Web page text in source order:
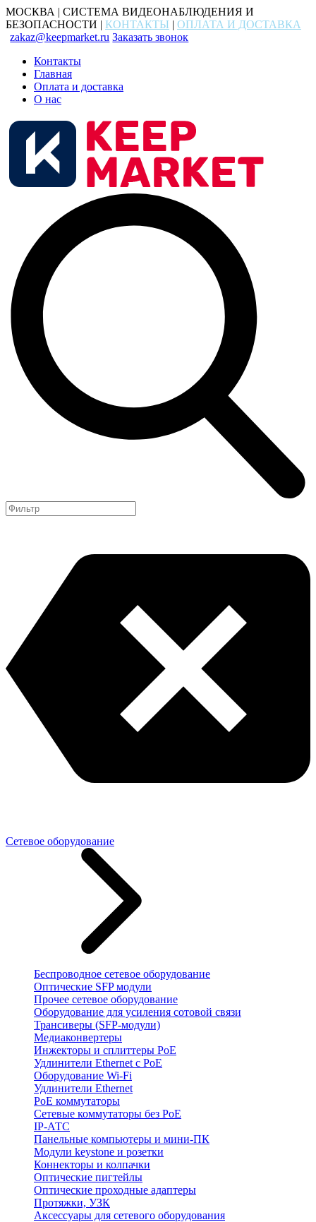
МОСКВА | СИСТЕМА ВИДЕОНАБЛЮДЕНИЯ И
БЕЗОПАСНОСТИ | КОНТАКТЫ | ОПЛАТА И ДОСТАВКА
zakaz@keepmarket.ru Заказать звонок
Контакты
Главная
Оплата и доставка
О нас
Сетевое оборудование
Беспроводное сетевое оборудование
Оптические SFP модули
Прочее сетевое оборудование
Оборудование для усиления сотовой связи
Трансиверы (SFP-модули)
Медиаконвертеры
Инжекторы и сплиттеры PoE
Удлинители Ethernet с PoE
Оборудование Wi-Fi
Удлинители Ethernet
PoE коммутаторы
Сетевые коммутаторы без PoE
IP-АТС
Панельные компьютеры и мини-ПК
Модули keystone и розетки
Коннекторы и колпачки
Оптические пигтейлы
Оптические проходные адаптеры
Протяжки, УЗК
Аксессуары для сетевого оборудования